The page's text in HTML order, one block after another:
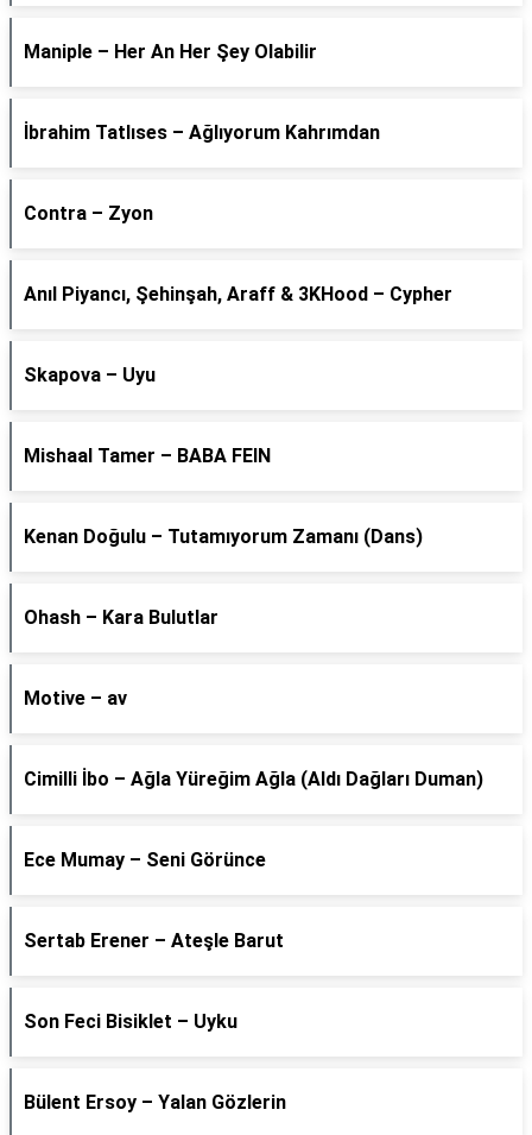
Maniple – Her An Her Şey Olabilir
İbrahim Tatlıses – Ağlıyorum Kahrımdan
Contra – Zyon
Anıl Piyancı, Şehinşah, Araff & 3KHood – Cypher
Skapova – Uyu
Mishaal Tamer – BABA FEIN
Kenan Doğulu – Tutamıyorum Zamanı (Dans)
Ohash – Kara Bulutlar
Motive – av
Cimilli İbo – Ağla Yüreğim Ağla (Aldı Dağları Duman)
Ece Mumay – Seni Görünce
Sertab Erener – Ateşle Barut
Son Feci Bisiklet – Uyku
Bülent Ersoy – Yalan Gözlerin